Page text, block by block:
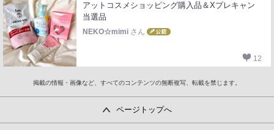
アットコスメショッピング購入品＆Xプレキャン
当選品
NEKO☆mimi さん
12
掲載の情報・画像など、すべてのコンテンツの無断複写、転載を禁じます。
ページトップへ